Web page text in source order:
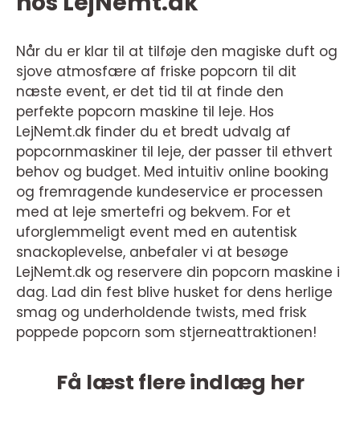
Når du er klar til at tilføje den magiske duft og
sjove atmosfære af friske popcorn til dit
næste event, er det tid til at finde den
perfekte popcorn maskine til leje. Hos
LejNemt.dk finder du et bredt udvalg af
popcornmaskiner til leje, der passer til ethvert
behov og budget. Med intuitiv online booking
og fremragende kundeservice er processen
med at leje smertefri og bekvem. For et
uforglemmeligt event med en autentisk
snackoplevelse, anbefaler vi at besøge
LejNemt.dk og reservere din popcorn maskine i
dag. Lad din fest blive husket for dens herlige
smag og underholdende twists, med frisk
poppede popcorn som stjerneattraktionen!
Få læst flere indlæg her